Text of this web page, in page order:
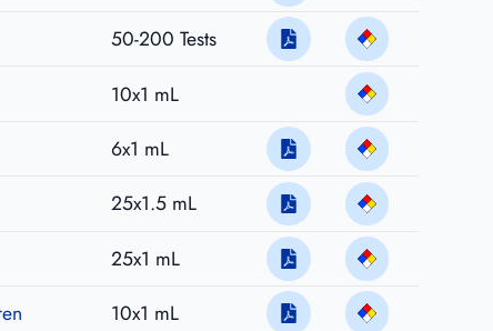
50-200 Tests
10x1 mL
6x1 mL
25x1.5 mL
25x1 mL
10x1 mL